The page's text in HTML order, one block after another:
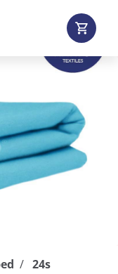
24s